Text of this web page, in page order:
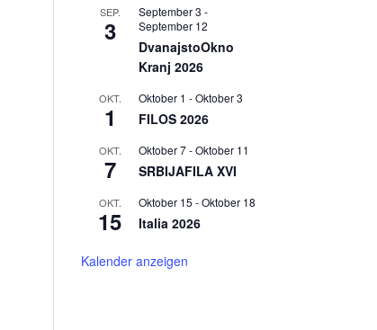
SEP.
3
September 3 -
September 12
DvanajstoOkno
Kranj 2026
OKT.
1
Oktober 1 -Oktober 3
FILOS 2026
OKT.
7
Oktober 7-Oktober 11
SRBIJAFILA XVI
OKT.
15
Oktober 15 -Oktober 18
Italia 2026
Kalender anzeigen